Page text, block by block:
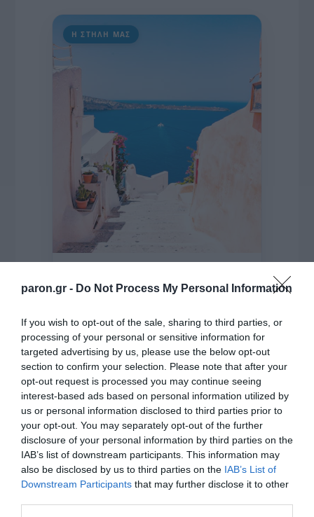
paron.gr - Do Not Process My Personal Information
If you wish to opt-out of the sale, sharing to third parties, or
processing of your personal or sensitive information for
targeted advertising by us, please use the below opt-out
section to confirm your selection. Please note that after your
opt-out request is processed you may continue seeing
interest-based ads based on personal information utilized by
us or personal information disclosed to third parties prior to
your opt-out. You may separately opt-out of the further
disclosure of your personal information by third parties on the
IAB’s list of downstream participants. This information may
also be disclosed by us to third parties on the IAB’s List of
Downstream Participants that may further disclose it to other
Η ΣΤΗΛΗ ΜΑΣ
Οι άνθρωποι, οι αυθεντικές ιστορίες,
το ελληνικό καλοκαίρι και ένας
πολιτισμός που μας ενώνει κάθε μέρα.
ΌΣΑ ΧΡΕΙΆΖΕΣΑΙ
ΓΙΑ ΤΟ ΚΑΛΟΚΑΊΡΙ ΣΟΥ →
ΡΟΗ ΕΙΔΗΣΕΩΝ
LIVE: Η Θεία Λειτουργία της Μεταμορφώσεως του
Σωτήρος